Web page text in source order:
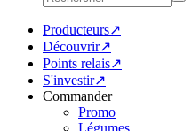
Producteurs↗
Découvrir↗
Points relais↗
S'investir↗
Commander
Promo
Légumes